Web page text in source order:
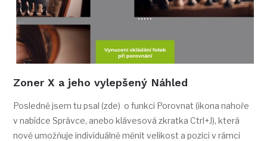
Zoner X a jeho vylepšený Náhled
Posledně jsem tu psal (zde) o funkci Porovnat (ikona nahoře
v nabídce Správce, anebo klávesová zkratka Ctrl+J), která
nově umožňuje individuálně měnit velikost a pozici v rámci